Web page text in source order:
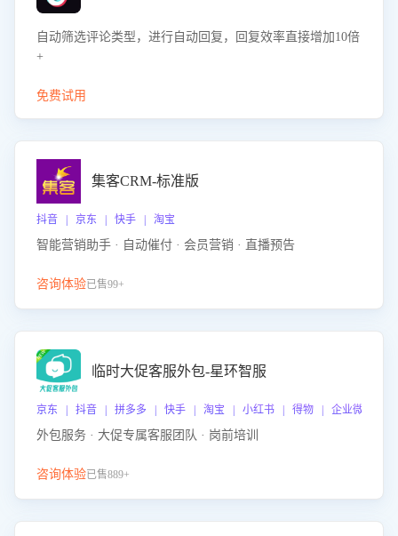
自动筛选评论类型，进行自动回复，回复效率直接增加10倍
+
免费试用
集客CRM-标准版
抖音 | 京东 | 快手 | 淘宝
智能营销助手 · 自动催付 · 会员营销 · 直播预告
咨询体验已售99+
临时大促客服外包-星环智服
京东 | 抖音 | 拼多多 | 快手 | 淘宝 | 小红书 | 得物 | 企业微信
外包服务 · 大促专属客服团队 · 岗前培训
咨询体验已售889+